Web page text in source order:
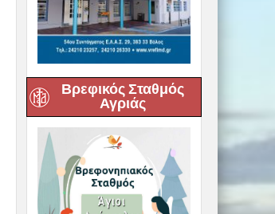
Βρεφικός Σταθμός
Αγριάς